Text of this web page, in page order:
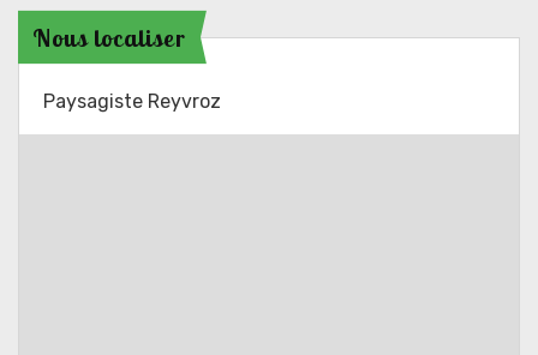
Nous localiser
Paysagiste Reyvroz